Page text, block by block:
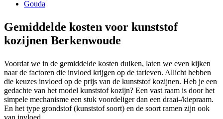
Gouda
Gemiddelde kosten voor kunststof
kozijnen Berkenwoude
Voordat we in de gemiddelde kosten duiken, laten we even kijken
naar de factoren die invloed krijgen op de tarieven. Allicht hebben
die keuzes invloed op de prijs van de kunststof kozijnen. Heb je een
gedachte van het model kunststof kozijn? Een vast raam is door het
simpele mechanisme een stuk voordeliger dan een draai-/kiepraam.
En het type grondstof (kunststof soort) en de soort ramen zijn ook
van invloed.